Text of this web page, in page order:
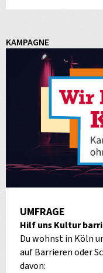
KAMPAGNE
UMFRAGE
Hilf uns Kultur
Du wohnst in Köln
auf Barrieren oder
davon: